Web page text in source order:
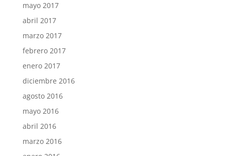
mayo 2017
abril 2017
marzo 2017
febrero 2017
enero 2017
diciembre 2016
agosto 2016
mayo 2016
abril 2016
marzo 2016